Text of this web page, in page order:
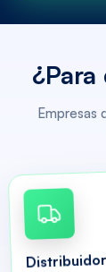
¿Para
Empresas